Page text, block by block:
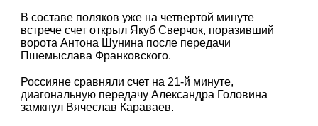
В составе поляков уже на четвертой минуте
встрече счет открыл Якуб Сверчок, поразивший
ворота Антона Шунина после передачи
Пшемыслава Франковского.
Россияне сравняли счет на 21-й минуте,
диагональную передачу Александра Головина
замкнул Вячеслав Караваев.